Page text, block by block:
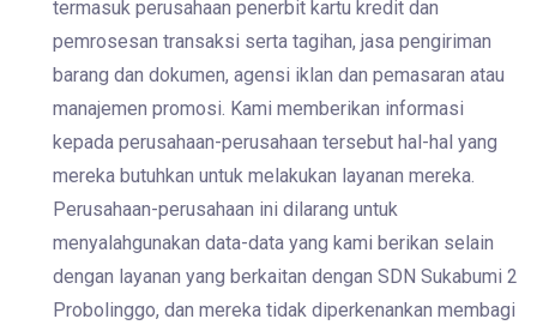
termasuk perusahaan penerbit kartu kredit dan
pemrosesan transaksi serta tagihan, jasa pengiriman
barang dan dokumen, agensi iklan dan pemasaran atau
manajemen promosi. Kami memberikan informasi
kepada perusahaan-perusahaan tersebut hal-hal yang
mereka butuhkan untuk melakukan layanan mereka.
Perusahaan-perusahaan ini dilarang untuk
menyalahgunakan data-data yang kami berikan selain
dengan layanan yang berkaitan dengan SDN Sukabumi 2
Probolinggo, dan mereka tidak diperkenankan membagi